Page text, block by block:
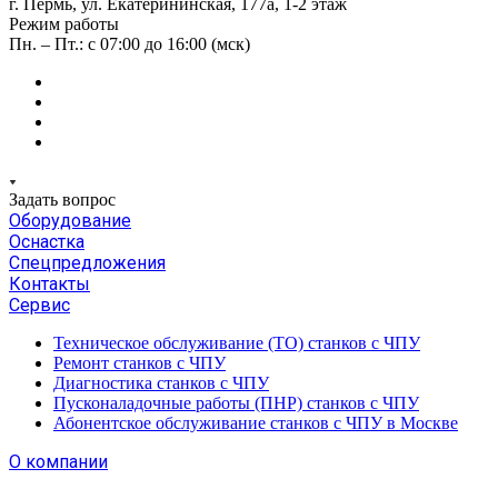
г. Пермь, ул. ​Екатерининская, 177а, ​1-2 этаж
Режим работы
Пн. – Пт.: с 07:00 до 16:00 (мск)
Задать вопрос
Оборудование
Оснастка
Спецпредложения
Контакты
Сервис
Техническое обслуживание (ТО) станков с ЧПУ
Ремонт станков с ЧПУ
Диагностика станков с ЧПУ
Пусконаладочные работы (ПНР) станков с ЧПУ
Абонентское обслуживание станков с ЧПУ в Москве
О компании